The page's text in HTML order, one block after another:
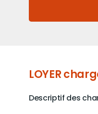
LOYER
Descriptif des